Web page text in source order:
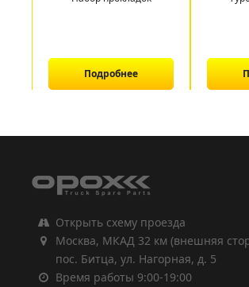
Подробнее
Открыть схему проезда
Москва, МКАД 32 км (внешняя
пос. Битца, ул. Нагорная, д. 5
Время работы 9:00-19:00